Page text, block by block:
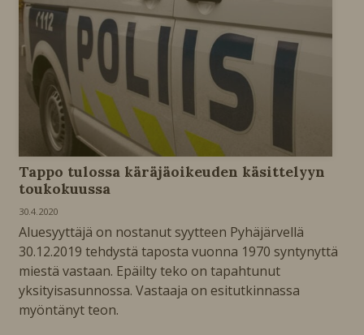
Tappo tulossa käräjäoikeuden käsittelyyn
toukokuussa
30.4.2020
Aluesyyttäjä on nostanut syytteen Pyhäjärvellä
30.12.2019 tehdystä taposta vuonna 1970 syntynyttä
miestä vastaan. Epäilty teko on tapahtunut
yksityisasunnossa. Vastaaja on esitutkinnassa
myöntänyt teon.